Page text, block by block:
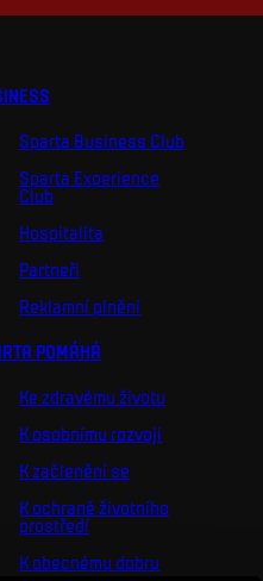
Sparta Business Club
Sparta Experience
Club
Hospitalita
Partneři
Reklamní plnění
POMÁHÁ
Ke zdravému životu
K osobnímu rozvoji
K začlenění se
K ochraně životního
prostředí
K obecnému dobru